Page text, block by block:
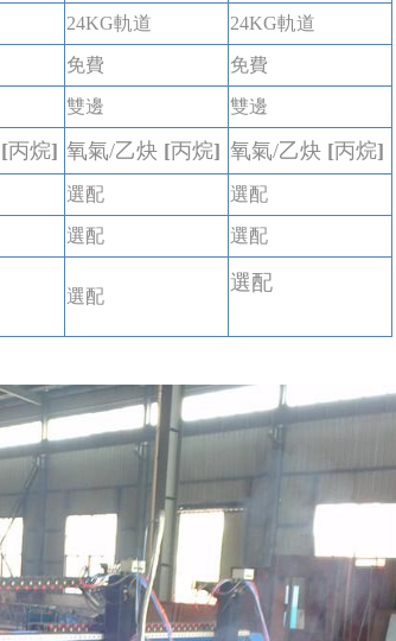
24KG軌道 24KG軌道
免費 免費
雙邊 雙邊
[丙烷] 氧氣/乙炔 [丙烷] 氧氣/乙炔 [丙烷]
選配 選配
選配 選配
選配
選配